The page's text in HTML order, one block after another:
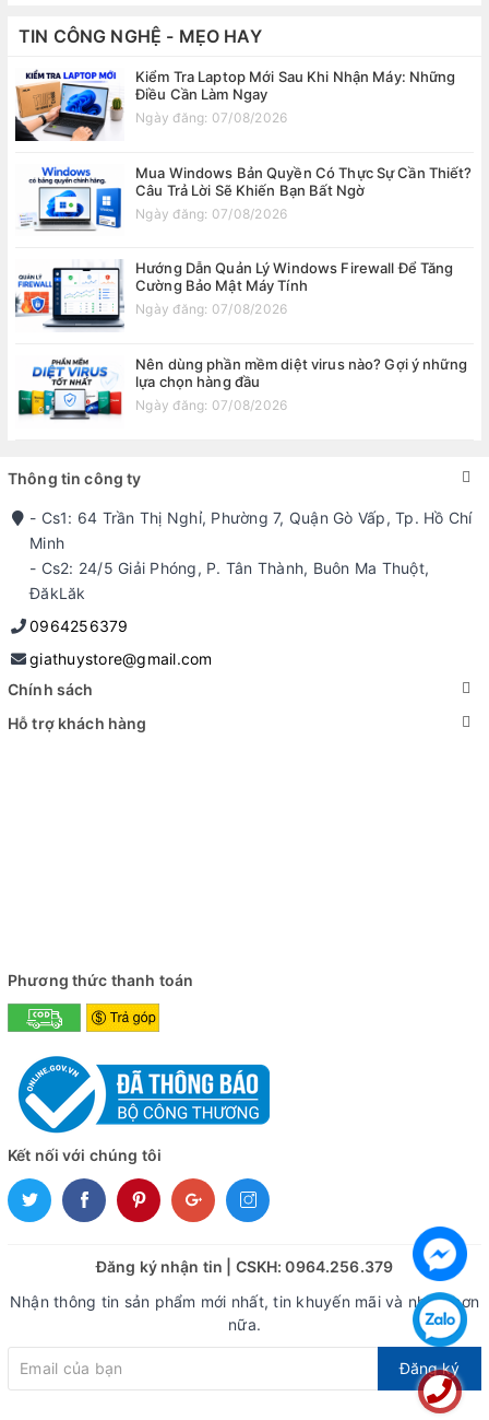
TIN CÔNG NGHỆ - MẸO HAY
Kiểm Tra Laptop Mới Sau Khi Nhận Máy: Những
Điều Cần Làm Ngay
Ngày đăng: 07/08/2026
Mua Windows Bản Quyền Có Thực Sự Cần Thiết?
Câu Trả Lời Sẽ Khiến Bạn Bất Ngờ
Ngày đăng: 07/08/2026
Hướng Dẫn Quản Lý Windows Firewall Để Tăng
Cường Bảo Mật Máy Tính
Ngày đăng: 07/08/2026
Nên dùng phần mềm diệt virus nào? Gợi ý những
lựa chọn hàng đầu
Ngày đăng: 07/08/2026
Thông tin công ty
- Cs1: 64 Trần Thị Nghỉ, Phường 7, Quận Gò Vấp, Tp. Hồ Chí
Minh
- Cs2: 24/5 Giải Phóng, P. Tân Thành, Buôn Ma Thuột,
ĐăkLăk
0964256379
giathuystore@gmail.com
Chính sách
Hỗ trợ khách hàng
Phương thức thanh toán
Kết nối với chúng tôi
Đăng ký nhận tin | CSKH: 0964.256.379
Nhận thông tin sản phẩm mới nhất, tin khuyến mãi và nhiều hơn
nữa.
Đăng ký